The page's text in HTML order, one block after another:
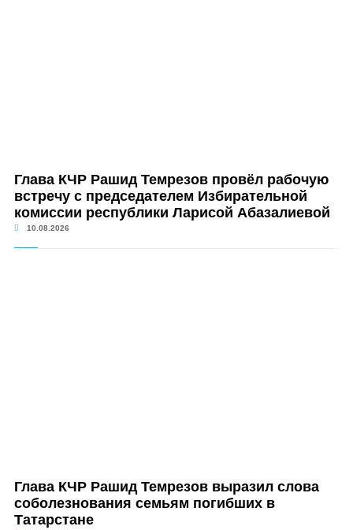
Глава КЧР Рашид Темрезов провёл рабочую
встречу с председателем Избирательной
комиссии республики Ларисой Абазалиевой
10.08.2026
Глава КЧР Рашид Темрезов выразил слова
соболезнования семьям погибших в
Татарстане